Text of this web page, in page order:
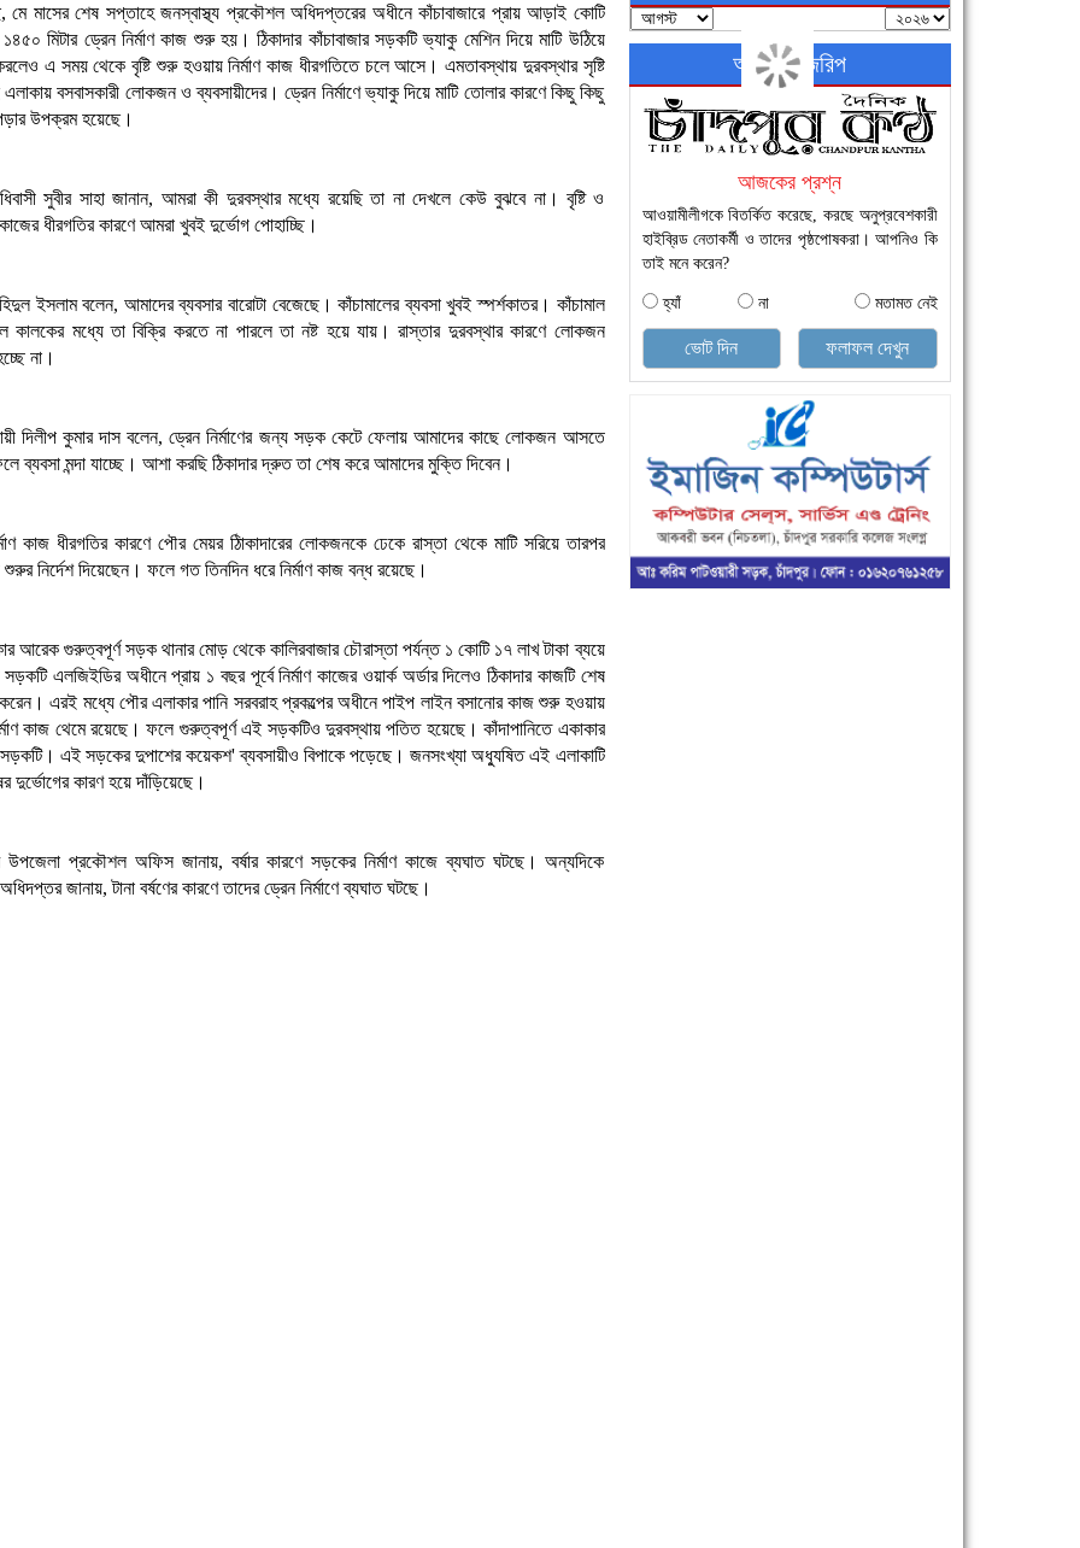
মে মাসের শেষ সপ্তাহে জনস্বাস্থ্য প্রকৌশল অধিদপ্তরের অধীনে কাঁচাবাজারে প্রায় আড়াই কোটি
১৪৫০ মিটার ড্রেন নির্মাণ কাজ শুরু হয়। ঠিকাদার কাঁচাবাজার সড়কটি ভ্যাকু মেশিন দিয়ে মাটি উঠিয়ে
এ সময় থেকে বৃষ্টি শুরু হওয়ায় নির্মাণ কাজ ধীরগতিতে চলে আসে। এমতাবস্থায় দুরবস্থার সৃষ্টি
বসবাসকারী লোকজন ও ব্যবসায়ীদের। ড্রেন নির্মাণে ভ্যাকু দিয়ে মাটি তোলার কারণে কিছু কিছু
উপক্রম হয়েছে।
সুবীর সাহা জানান, আমরা কী দুরবস্থার মধ্যে রয়েছি তা না দেখলে কেউ বুঝবে না। বৃষ্টি ও
কাজের ধীরগতির কারণে আমরা খুবই দুর্ভোগ পোহাচ্ছি।
ইসলাম বলেন, আমাদের ব্যবসার বারোটা বেজেছে। কাঁচামালের ব্যবসা খুবই স্পর্শকাতর। কাঁচামাল
কালকের মধ্যে তা বিক্রি করতে না পারলে তা নষ্ট হয়ে যায়। রাস্তার দুরবস্থার কারণে লোকজন
না।
দিলীপ কুমার দাস বলেন, ড্রেন নির্মাণের জন্য সড়ক কেটে ফেলায় আমাদের কাছে লোকজন আসতে
ব্যবসা মন্দা যাচ্ছে। আশা করছি ঠিকাদার দ্রুত তা শেষ করে আমাদের মুক্তি দিবেন।
কাজ ধীরগতির কারণে পৌর মেয়র ঠিাকাদারের লোকজনকে ঢেকে রাস্তা থেকে মাটি সরিয়ে তারপর
শুরুর নির্দেশ দিয়েছেন। ফলে গত তিনদিন ধরে নির্মাণ কাজ বন্ধ রয়েছে।
আরেক গুরুত্বপূর্ণ সড়ক থানার মোড় থেকে কালিরবাজার চৌরাস্তা পর্যন্ত ১ কোটি ১৭ লাখ টাকা ব্যয়ে
সড়কটি এলজিইডির অধীনে প্রায় ১ বছর পূর্বে নির্মাণ কাজের ওয়ার্ক অর্ডার দিলেও ঠিকাদার কাজটি শেষ
এরই মধ্যে পৌর এলাকার পানি সরবরাহ প্রকল্পের অধীনে পাইপ লাইন বসানোর কাজ শুরু হওয়ায়
কাজ থেমে রয়েছে। ফলে গুরুত্বপূর্ণ এই সড়কটিও দুরবস্থায় পতিত হয়েছে। কাঁদাপানিতে একাকার
এই সড়কের দুপাশের কয়েকশ' ব্যবসায়ীও বিপাকে পড়েছে। জনসংখ্যা অধ্যুষিত এই এলাকাটি
দুর্ভোগের কারণ হয়ে দাঁড়িয়েছে।
উপজেলা প্রকৌশল অফিস জানায়, বর্ষার কারণে সড়কের নির্মাণ কাজে ব্যঘাত ঘটছে। অন্যদিকে
জানায়, টানা বর্ষণের কারণে তাদের ড্রেন নির্মাণে ব্যঘাত ঘটছে।
অনলাইন জরিপ
আজকের প্রশ্ন
আওয়ামীলীগকে বিতর্কিত করেছে, করছে অনুপ্রবেশকারী
হাইব্রিড নেতাকর্মী ও তাদের পৃষ্ঠপোষকরা। আপনিও কি
তাই মনে করেন?
হ্যাঁ না মতামত নেই
ভোট দিন ফলাফল দেখুন